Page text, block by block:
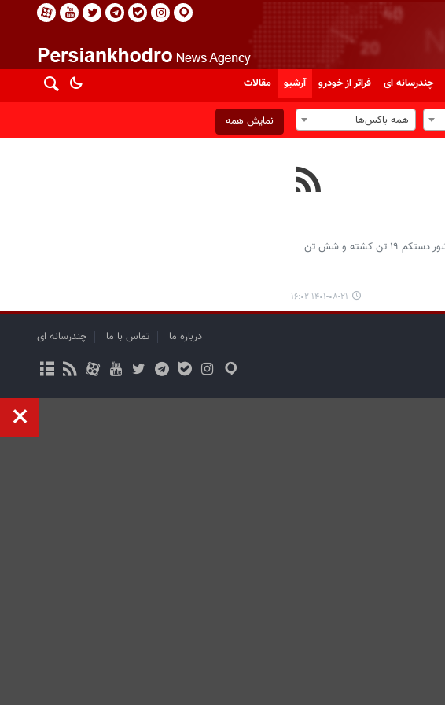
چندرسانه ای فراتر از خودرو آرشیو مقالات
همه باکس‌ها نمایش همه
وزارت بهداشت مصر امروز (شنبه) اعلام کرد که بر اثر سقوط یک دستگاه اتوبوس به داخل یک کانال آب در این کشور دستکم ۱۹ تن کشته و شش تن
۱۴۰۱-۰۸-۲۱ ۱۶:۰۲
درباره ما تماس با ما چندرسانه ای